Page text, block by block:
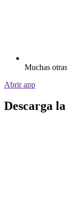
Muchas
Abrir app
Descarga